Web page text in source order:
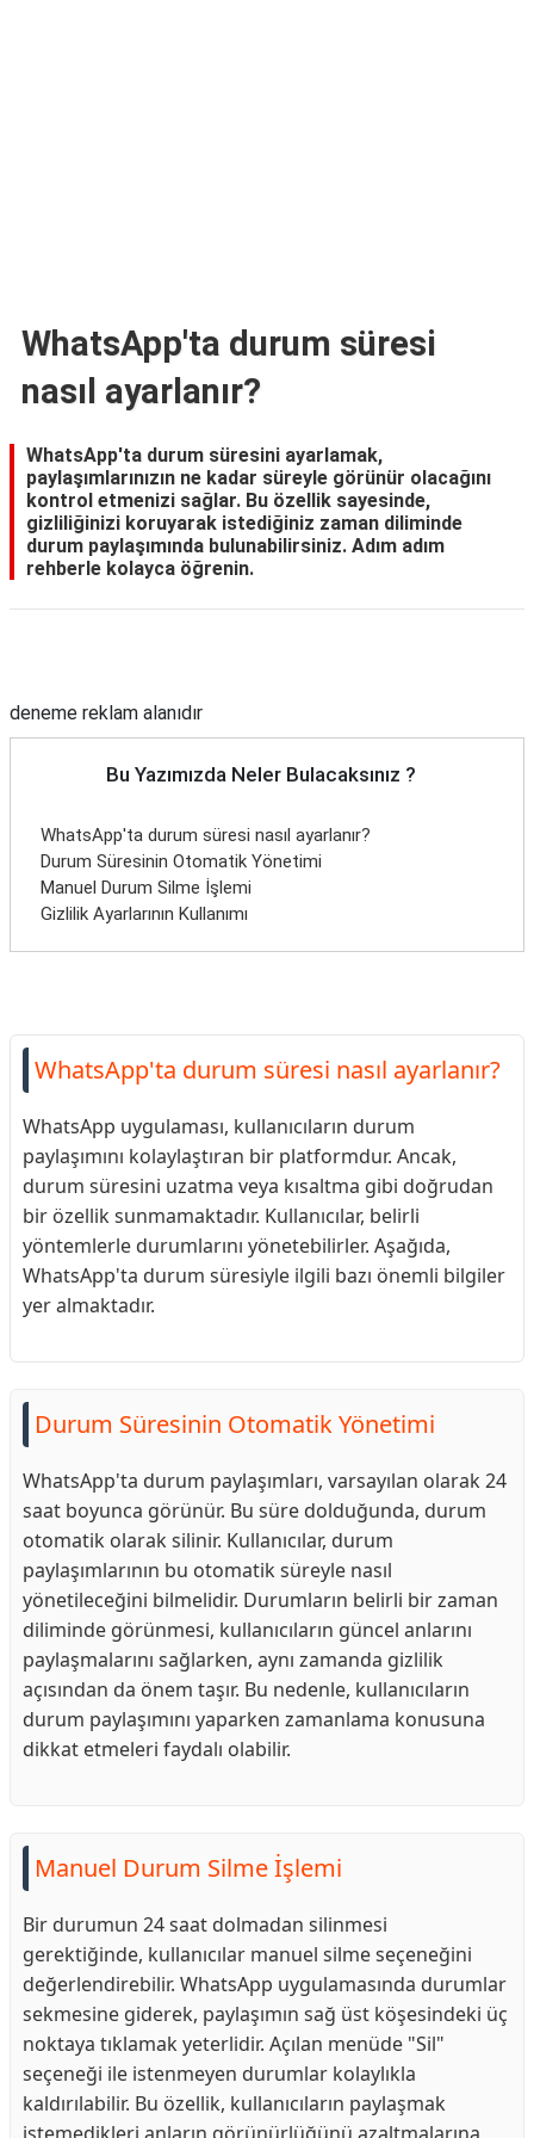
WhatsApp'ta durum süresi
nasıl ayarlanır?
WhatsApp'ta durum süresini ayarlamak,
paylaşımlarınızın ne kadar süreyle görünür olacağını
kontrol etmenizi sağlar. Bu özellik sayesinde,
gizliliğinizi koruyarak istediğiniz zaman diliminde
durum paylaşımında bulunabilirsiniz. Adım adım
rehberle kolayca öğrenin.
deneme reklam alanıdır
Bu Yazımızda Neler Bulacaksınız ?
WhatsApp'ta durum süresi nasıl ayarlanır?
Durum Süresinin Otomatik Yönetimi
Manuel Durum Silme İşlemi
Gizlilik Ayarlarının Kullanımı
WhatsApp'ta durum süresi nasıl ayarlanır?
WhatsApp uygulaması, kullanıcıların durum
paylaşımını kolaylaştıran bir platformdur. Ancak,
durum süresini uzatma veya kısaltma gibi doğrudan
bir özellik sunmamaktadır. Kullanıcılar, belirli
yöntemlerle durumlarını yönetebilirler. Aşağıda,
WhatsApp'ta durum süresiyle ilgili bazı önemli bilgiler
yer almaktadır.
Durum Süresinin Otomatik Yönetimi
WhatsApp'ta durum paylaşımları, varsayılan olarak 24
saat boyunca görünür. Bu süre dolduğunda, durum
otomatik olarak silinir. Kullanıcılar, durum
paylaşımlarının bu otomatik süreyle nasıl
yönetileceğini bilmelidir. Durumların belirli bir zaman
diliminde görünmesi, kullanıcıların güncel anlarını
paylaşmalarını sağlarken, aynı zamanda gizlilik
açısından da önem taşır. Bu nedenle, kullanıcıların
durum paylaşımını yaparken zamanlama konusuna
dikkat etmeleri faydalı olabilir.
Manuel Durum Silme İşlemi
Bir durumun 24 saat dolmadan silinmesi
gerektiğinde, kullanıcılar manuel silme seçeneğini
değerlendirebilir. WhatsApp uygulamasında durumlar
sekmesine giderek, paylaşımın sağ üst köşesindeki üç
noktaya tıklamak yeterlidir. Açılan menüde "Sil"
seçeneği ile istenmeyen durumlar kolaylıkla
kaldırılabilir. Bu özellik, kullanıcıların paylaşmak